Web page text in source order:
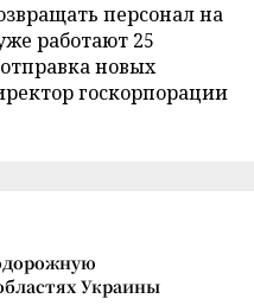
персонал на
работают 25
новых
госкорпорации
Украины